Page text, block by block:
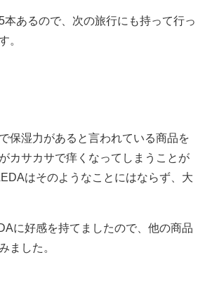
本あるので、次の旅行にも持って行っ
。
保湿力があると言われている商品を
カサカサで痒くなってしまうことが
はそのようなことにはならず、大
に好感を持てましたので、他の商品
ました。